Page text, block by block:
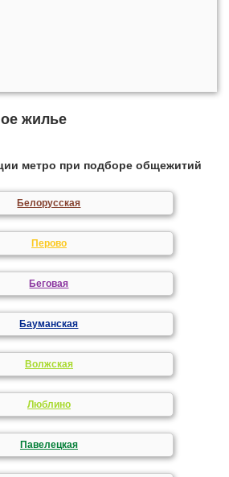
жилье
метро при подборе общежитий
Белорусская
Перово
Беговая
Бауманская
Волжская
Люблино
Павелецкая